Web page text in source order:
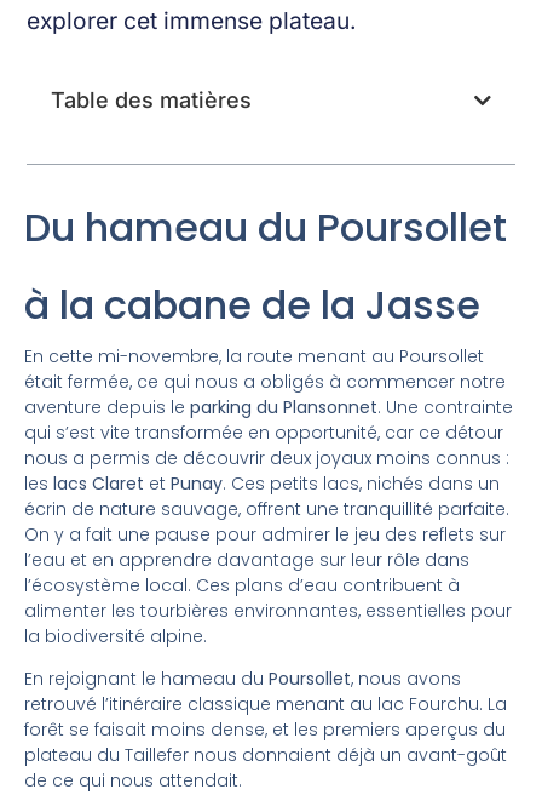
explorer cet immense plateau.
Table des matières
Du hameau du Poursollet
à la cabane de la Jasse
En cette mi-novembre, la route menant au Poursollet
était fermée, ce qui nous a obligés à commencer notre
aventure depuis le parking du Plansonnet. Une contrainte
qui s’est vite transformée en opportunité, car ce détour
nous a permis de découvrir deux joyaux moins connus :
les lacs Claret et Punay. Ces petits lacs, nichés dans un
écrin de nature sauvage, offrent une tranquillité parfaite.
On y a fait une pause pour admirer le jeu des reflets sur
l’eau et en apprendre davantage sur leur rôle dans
l’écosystème local. Ces plans d’eau contribuent à
alimenter les tourbières environnantes, essentielles pour
la biodiversité alpine.
En rejoignant le hameau du Poursollet, nous avons
retrouvé l’itinéraire classique menant au lac Fourchu. La
forêt se faisait moins dense, et les premiers aperçus du
plateau du Taillefer nous donnaient déjà un avant-goût
de ce qui nous attendait.